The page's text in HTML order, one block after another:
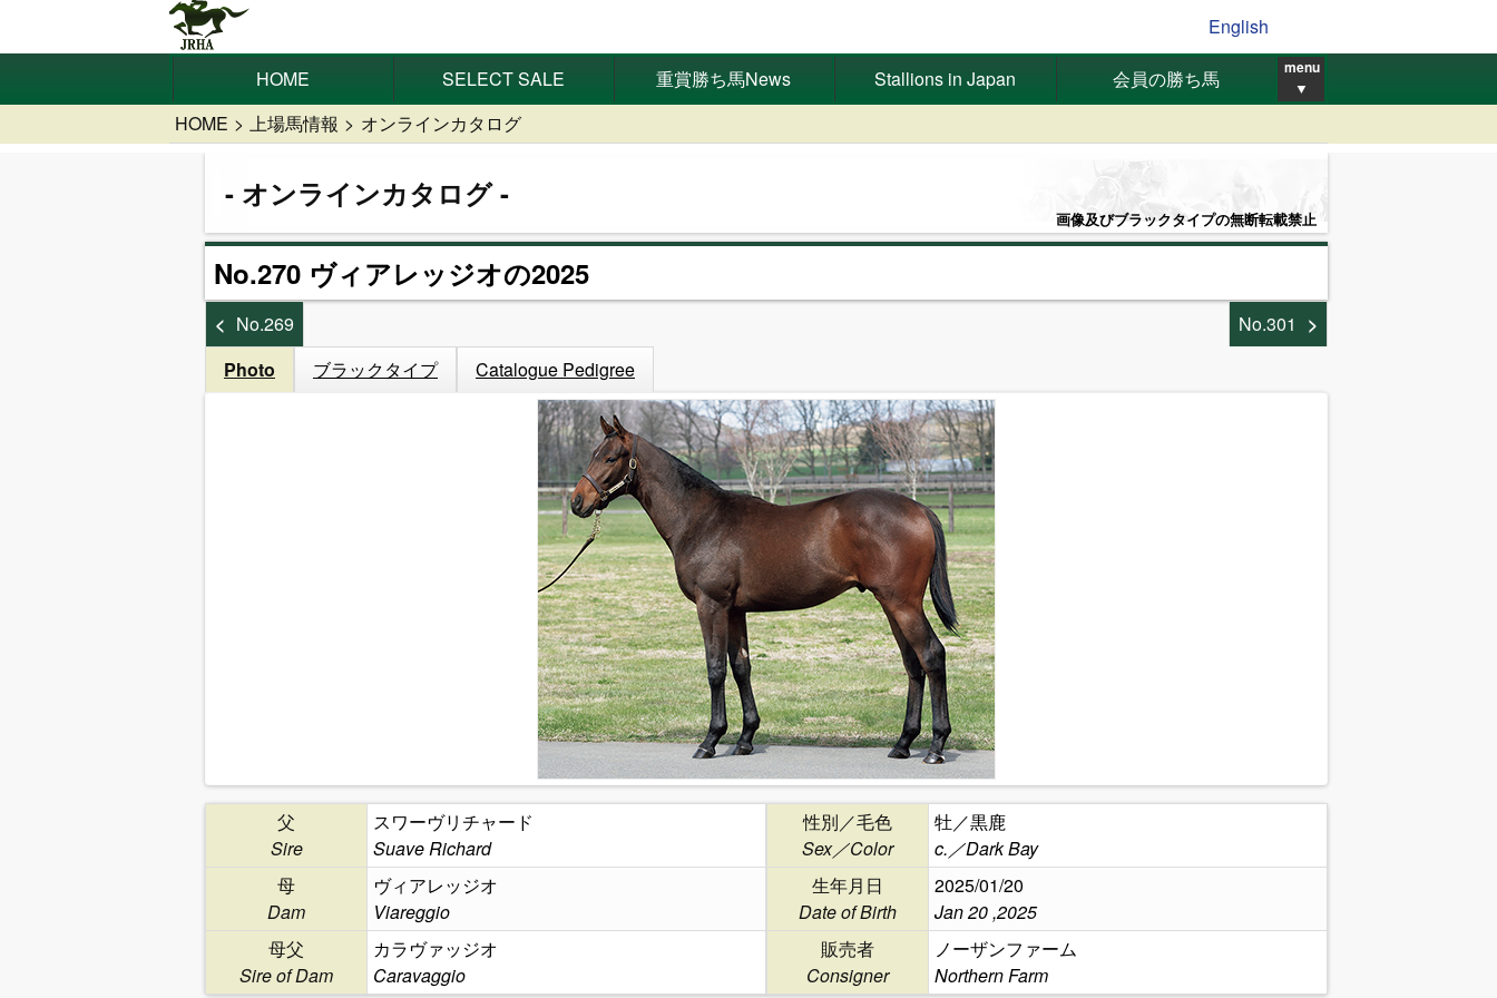
English
HOME SELECT SALE 重賞勝ち馬News Stallions in Japan 会員の勝ち馬 menu
▼
HOME 上場馬情報 オンラインカタログ
オンラインカタログ
画像及びブラックタイプの無断転載禁止
No.270 ヴィアレッジオの2025
No.269
No.301
Photo
ブラックタイプ Catalogue Pedigree
父
Sire
スワーヴリチャード
Suave Richard
母
Dam
ヴィアレッジオ
Viareggio
母父
Sire of Dam
カラヴァッジオ
Caravaggio
性別／毛色
Sex／Color
牡／黒鹿
c.／Dark Bay
生年月日
Date of Birth
2025/01/20
Jan 20 ,2025
販売者
Consigner
ノーザンファーム
Northern Farm